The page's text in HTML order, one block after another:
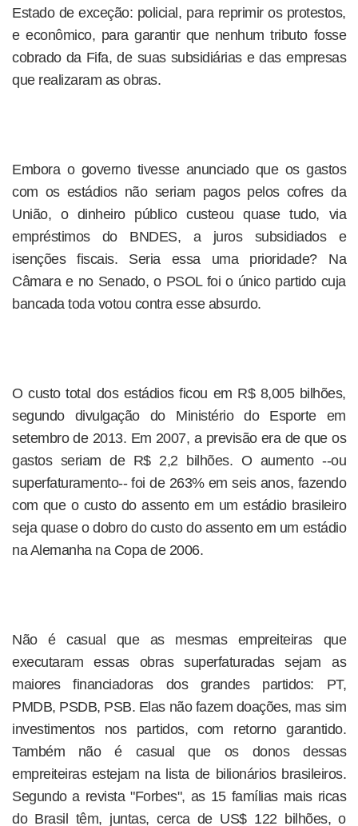
Estado de exceção: policial, para reprimir os protestos,
e econômico, para garantir que nenhum tributo fosse
cobrado da Fifa, de suas subsidiárias e das empresas
que realizaram as obras.
Embora o governo tivesse anunciado que os gastos
com os estádios não seriam pagos pelos cofres da
União, o dinheiro público custeou quase tudo, via
empréstimos do BNDES, a juros subsidiados e
isenções fiscais. Seria essa uma prioridade? Na
Câmara e no Senado, o PSOL foi o único partido cuja
bancada toda votou contra esse absurdo.
O custo total dos estádios ficou em R$ 8,005 bilhões,
segundo divulgação do Ministério do Esporte em
setembro de 2013. Em 2007, a previsão era de que os
gastos seriam de R$ 2,2 bilhões. O aumento --ou
superfaturamento-- foi de 263% em seis anos, fazendo
com que o custo do assento em um estádio brasileiro
seja quase o dobro do custo do assento em um estádio
na Alemanha na Copa de 2006.
Não é casual que as mesmas empreiteiras que
executaram essas obras superfaturadas sejam as
maiores financiadoras dos grandes partidos: PT,
PMDB, PSDB, PSB. Elas não fazem doações, mas sim
investimentos nos partidos, com retorno garantido.
Também não é casual que os donos dessas
empreiteiras estejam na lista de bilionários brasileiros.
Segundo a revista "Forbes", as 15 famílias mais ricas
do Brasil têm, juntas, cerca de US$ 122 bilhões, o